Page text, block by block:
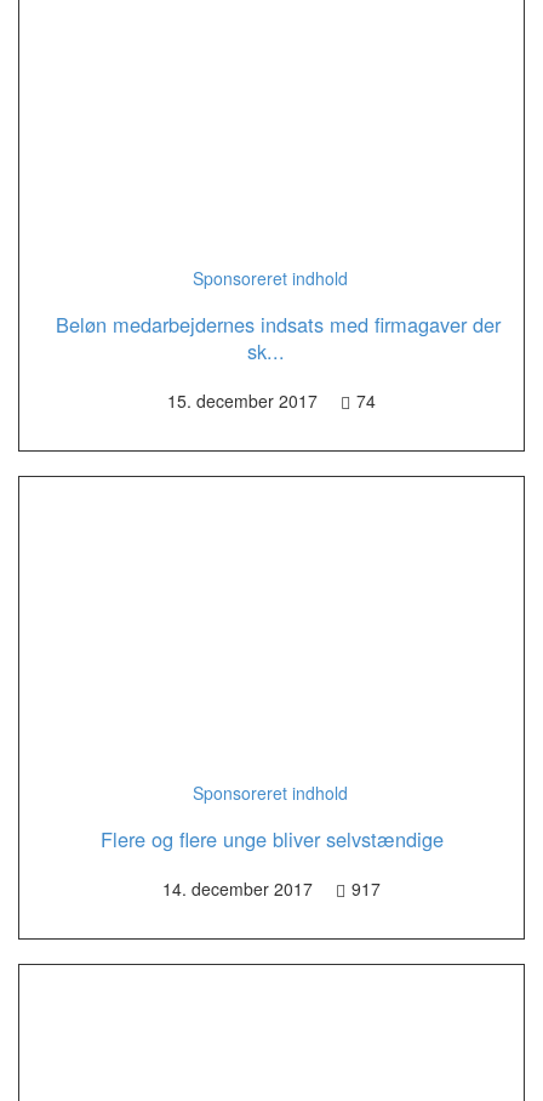
Sponsoreret indhold
Beløn medarbejdernes indsats med firmagaver der
sk...
15. december 2017 74
Sponsoreret indhold
Flere og flere unge bliver selvstændige
14. december 2017 917